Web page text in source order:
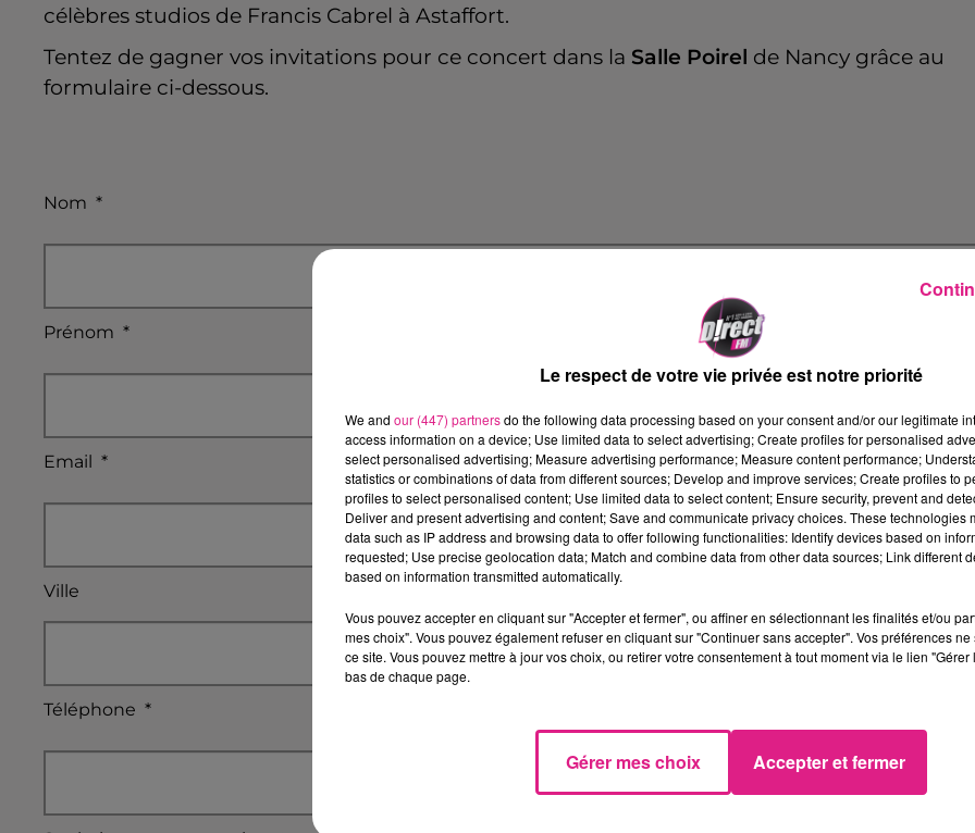
célèbres studios de Francis Cabrel à Astaffort.
Tentez de gagner vos invitations pour ce concert dans la Salle Poirel de Nancy grâce au
formulaire ci-dessous.
Nom *
Prénom *
Email *
Ville
Téléphone *
Le respect de votre vie privée est notre priorité
We and our (447) partnersdo the following data processing based on your consent and/or our legitimate
access information on a device; Use limited data to select advertising; Create profiles for personalised
select personalised advertising; Measure advertising performance; Measure content performance;
statistics or combinations of data from different sources; Develop and improve services; Create profiles to
profiles to select personalised content; Use limited data to select content; Ensure security, prevent and
Deliver and present advertising and content; Save and communicate privacy choices. These technologies
data such as IP address and browsing data to offer following functionalities: Identify devices based on
requested; Use precise geolocation data; Match and combine data from other data sources; Link different
based on information transmitted automatically.
Vous pouvez accepter en cliquant sur "Accepter et fermer", ou affiner en sélectionnant les finalités et/ou
mes choix". Vous pouvez également refuser en cliquant sur "Continuer sans accepter". Vos préférences
ce site. Vous pouvez mettre à jour vos choix, ou retirer votre consentement à tout moment via le lien
bas de chaque page.
Gérer mes choix Accepter et fermer